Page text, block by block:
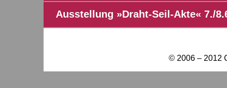
Ausstellung »Draht-Seil-Akte« 7./
© 2006 – 2012